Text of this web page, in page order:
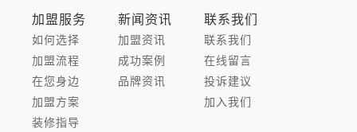
加盟服务
如何选择
加盟流程
在您身边
加盟方案
装修指导
新闻资讯
加盟资讯
成功案例
品牌资讯
联系我们
联系我们
在线留言
投诉建议
加入我们